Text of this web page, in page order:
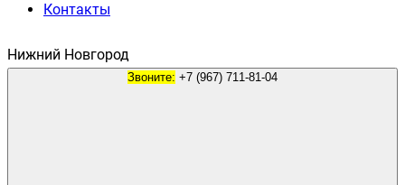
Контакты
Нижний Новгород
Звоните: